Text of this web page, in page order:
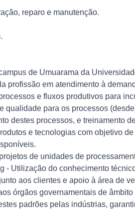
reparo e manutenção.
de Umuarama da
profissão em atendimento à
e fluxos produtivos para
para os processos
destes processos, e treinamento
e tecnologias com objetivo
de unidades de
Utilização do conhecimento
aos clientes e apoio à área de
órgãos governamentais de
padrões pelas indústrias,